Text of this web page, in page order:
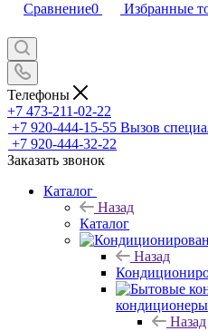
Сравнение0 Избранные
Телефоны
+7 473-211-02-22
+7 920-444-15-55 Вызов
+7 920-444-32-22
Заказать звонок
Каталог
Назад
Каталог
Назад
кондиционеры
Назад